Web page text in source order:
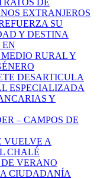
EXTRANJEROS
SU
Y DESTINA
EN
RURAL Y
DESARTICULA
ESPECIALIZADA
Y
– CAMPOS DE
VUELVE A
CHALÉ
VERANO
CIUDADANÍA